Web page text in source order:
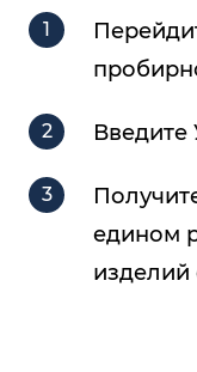
едином
изделий